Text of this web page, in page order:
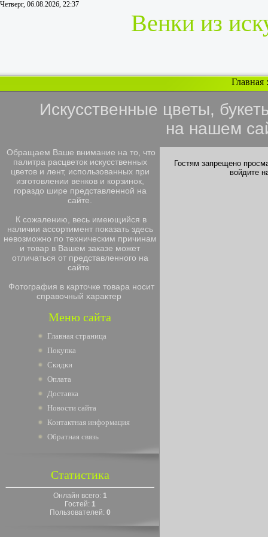
Четверг, 06.08.2026, 22:37
Венки из
Главная
Искусственные цветы,
на нашем
Обращаем Ваше внимание на то, что
палитра расцветок искусственных
цветов и лент, использованных при
изготовлении венков и корзинок,
гораздо шире представленной на
сайте.
К сожалению, весь имеющийся в
наличии ассортимент показать здесь
невозможно по техническим причинам
и товар в Вашем заказе может
отличаться от представленного на
сайте
Фотография в карточке товара носит
справочный характер
Меню сайта
Главная страница
Покупка
Скидки
Оплата
Доставка
Новости сайта
Контактная информация
Обратная связь
Статистика
Онлайн всего: 1
Гостей: 1
Пользователей: 0
Гостям запрещено
войдите